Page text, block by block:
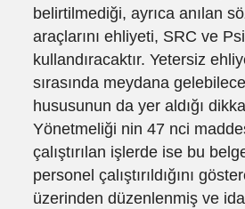
belirtilmediği, ayrıca anılan
araçlarını ehliyeti, SRC ve
kullandıracaktır. Yetersiz
sırasında meydana
hususunun da yer aldığı
Yönetmeliği nin 47 nci
çalıştırılan işlerde ise bu
personel çalıştırıldığını
üzerinden düzenlenmiş ve